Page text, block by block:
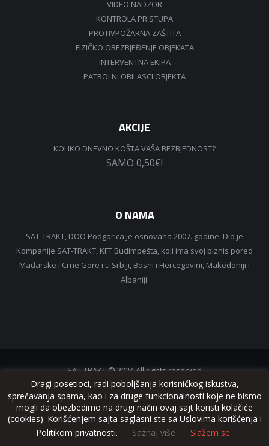
VIDEO NADZOR
KONTROLA PRISTUPA
PROTIVPOŽARNA ZAŠTITA
FIZIČKO OBEZBJEĐENJE OBJEKATA
INTERVENTNA EKIPA
PATROLNI OBILASCI OBJEKTA
AKCIJE
KOLIKO DNEVNO KOŠTA VAŠA BEZBJEDNOST?
SAMO 0,50€!
O NAMA
SAT-TRAKT, DOO Podgorica je osnovana 2007. godine. Dio je
Kompanije SAT-TRAKT, KFT Budimpešta, koji ima svoj biznis pored
Mađarske i Crne Gore i u Srbiji, Bosni i Hercegovini, Makedoniji i
Albaniji.
SAT-TRAKT © 2024 All rights reserved
www.sattrakt.com
Dragi posetioci, radi poboljšanja korisničkog iskustva,
sprečavanja spama, kao i za druge funkcionalnosti koje ne bismo
mogli da obezbedimo na drugi način ovaj sajt koristi kolačiće
(cookies). Korišćenjem sajta saglasni ste sa Uslovima korišćenja i
Politikom privatnosti.
Saznaj više Slažem se